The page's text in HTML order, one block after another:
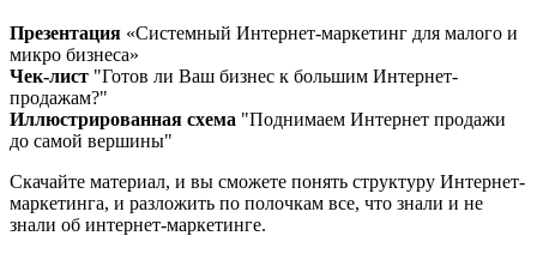
Презентация «Системный Интернет-маркетинг для малого и
микро бизнеса»
Чек-лист "Готов ли Ваш бизнес к большим Интернет-
продажам?"
Иллюстрированная схема "Поднимаем Интернет продажи
до самой вершины"
Скачайте материал, и вы сможете понять структуру Интернет-
маркетинга, и разложить по полочкам все, что знали и не
знали об интернет-маркетинге.